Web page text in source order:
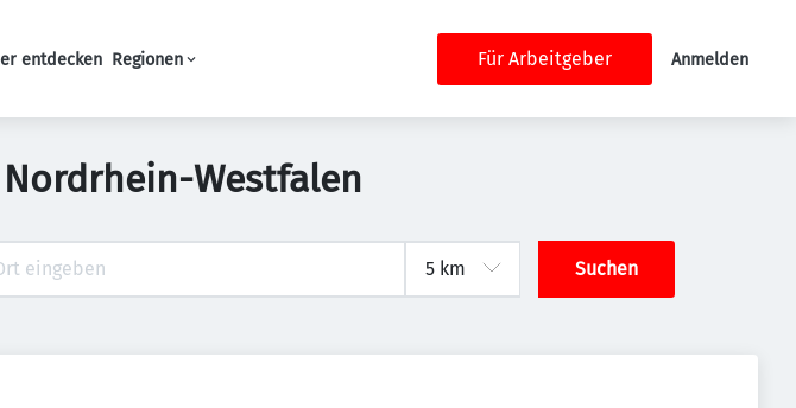
entdecken Regionen Für Arbeitgeber Anmelden
Westfalen
Suchen